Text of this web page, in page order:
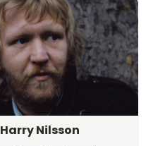
Harry Nilsson